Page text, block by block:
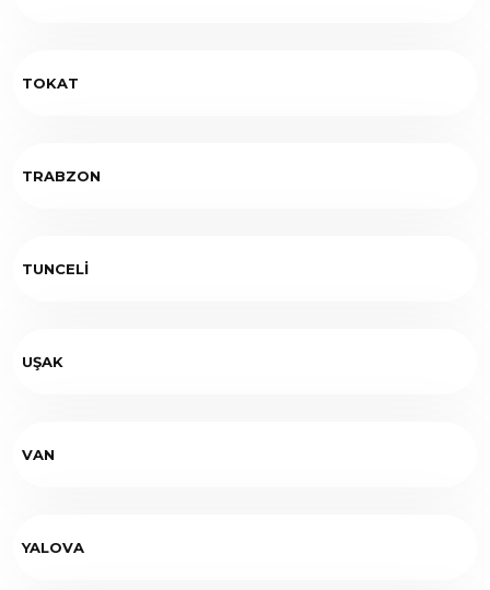
TOKAT
TRABZON
TUNCELİ
UŞAK
VAN
YALOVA